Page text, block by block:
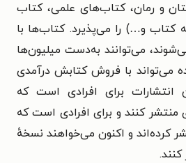
و رمان، کتاب‌های علمی، کتاب
کتاب و…) را می‌پذیرد. کتاب‌ها با
می‌توانند به‌دست میلیون‌ها
می‌تواند با فروش کتابش درآمدی
انتشارات برای افرادی است که
کنند و برای افرادی است که
کرده‌اند و اکنون می‌خواهند نسخهٔ